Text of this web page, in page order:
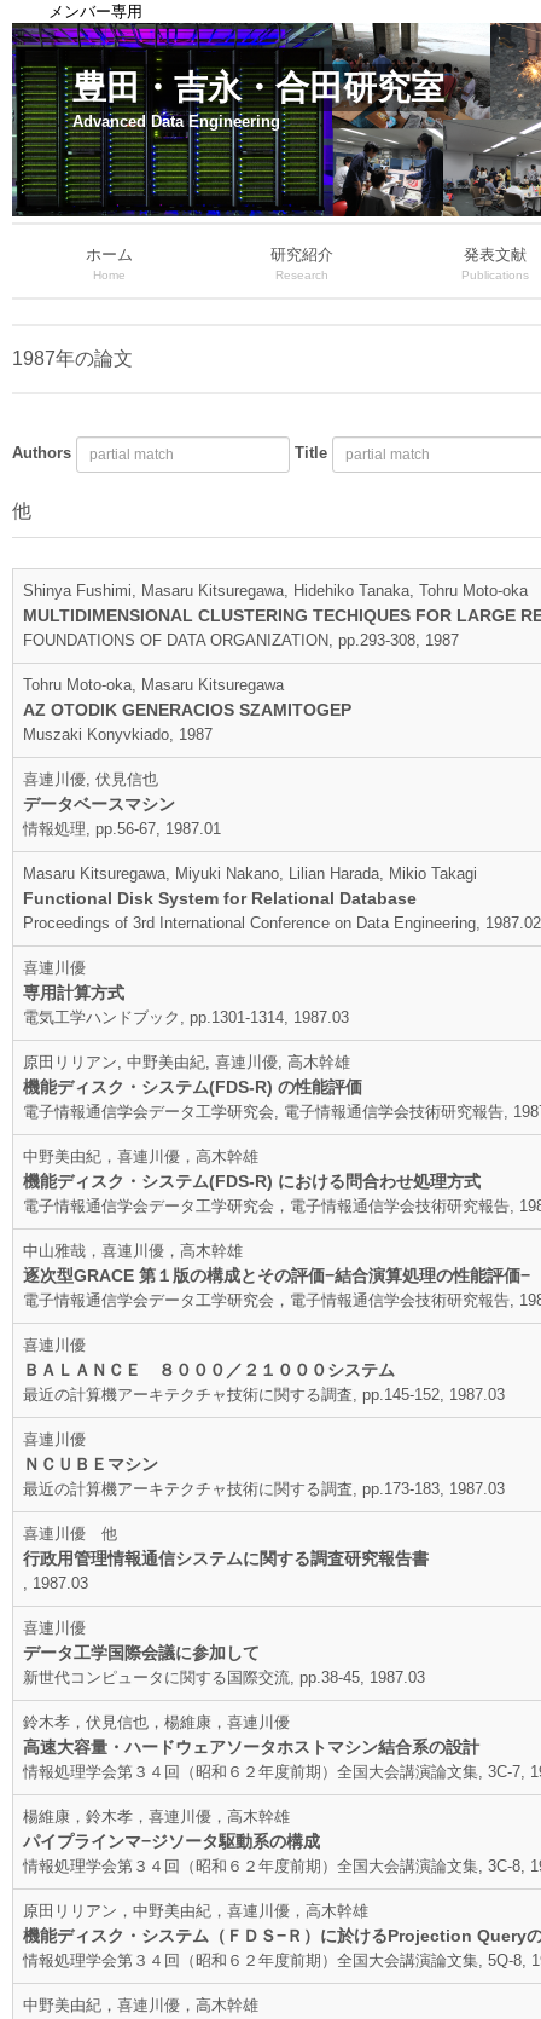
メンバー専用
豊田・吉永・合田研究室
Advanced Data Engineering
ホーム
Home
研究紹介
Research
発表文献
Publications
1987年の論文
Authors Title
他
Shinya Fushimi, Masaru Kitsuregawa, Hidehiko Tanaka, Tohru Moto-oka
MULTIDIMENSIONAL CLUSTERING TECHIQUES FOR LARGE
FOUNDATIONS OF DATA ORGANIZATION, pp.293-308, 1987
Tohru Moto-oka, Masaru Kitsuregawa
AZ OTODIK GENERACIOS SZAMITOGEP
Muszaki Konyvkiado, 1987
喜連川優, 伏見信也
データベースマシン
情報処理, pp.56-67, 1987.01
Masaru Kitsuregawa, Miyuki Nakano, Lilian Harada, Mikio Takagi
Functional Disk System for Relational Database
Proceedings of 3rd International Conference on Data Engineering, 1987.02
喜連川優
専用計算方式
電気工学ハンドブック, pp.1301-1314, 1987.03
原田リリアン, 中野美由紀, 喜連川優, 高木幹雄
機能ディスク・システム(FDS-R) の性能評価
電子情報通信学会データ工学研究会, 電子情報通信学会技術研究報告,
中野美由紀，喜連川優，高木幹雄
機能ディスク・システム(FDS-R) における問合わせ処理方式
電子情報通信学会データ工学研究会，電子情報通信学会技術研究報告,
中山雅哉，喜連川優，高木幹雄
逐次型GRACE 第１版の構成とその評価−結合演算処理の性能評価−
電子情報通信学会データ工学研究会，電子情報通信学会技術研究報告,
喜連川優
ＢＡＬＡＮＣＥ ８０００／２１０００システム
最近の計算機アーキテクチャ技術に関する調査, pp.145-152, 1987.03
喜連川優
ＮＣＵＢＥマシン
最近の計算機アーキテクチャ技術に関する調査, pp.173-183, 1987.03
喜連川優 他
行政用管理情報通信システムに関する調査研究報告書
, 1987.03
喜連川優
データ工学国際会議に参加して
新世代コンピュータに関する国際交流, pp.38-45, 1987.03
鈴木孝，伏見信也，楊維康，喜連川優
高速大容量・ハードウェアソータホストマシン結合系の設計
情報処理学会第３４回（昭和６２年度前期）全国大会講演論文集, 3C-7,
楊維康，鈴木孝，喜連川優，高木幹雄
パイプラインマ−ジソータ駆動系の構成
情報処理学会第３４回（昭和６２年度前期）全国大会講演論文集, 3C-8,
原田リリアン，中野美由紀，喜連川優，高木幹雄
機能ディスク・システム（ＦＤＳ−Ｒ）に於けるProjection Query
情報処理学会第３４回（昭和６２年度前期）全国大会講演論文集, 5Q-8,
中野美由紀，喜連川優，高木幹雄